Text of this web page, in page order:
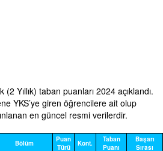
Yıllık) taban puanları 2024 açıklandı.
YKS’ye giren öğrencilere ait olup
en güncel resmi verilerdir.
Bölüm
Puan
Türü
Kont.
Taban
Puanı
Başarı
Sırası